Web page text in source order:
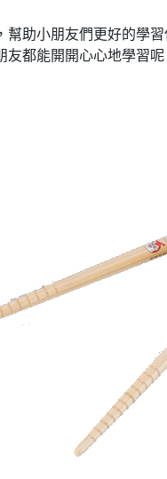
幫助小朋友們更好的學
友都能開開心心地學習呢